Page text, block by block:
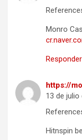
Monro
Responder
https://
13 de julio
Hitnspin